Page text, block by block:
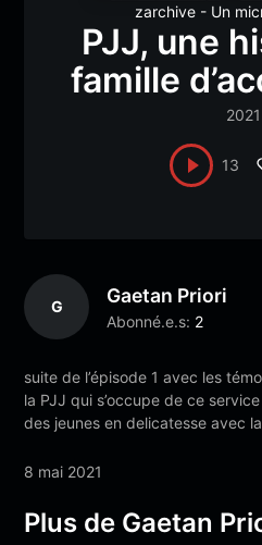
zarchive - Un
PJJ, une
famille
2021
13
G Gaetan Priori
Abonné.e.s: 2
suite de l’épisode 1 avec les
la PJJ qui s’occupe de ce
des jeunes en delicatesse avec
8 mai 2021
Plus de Gaetan